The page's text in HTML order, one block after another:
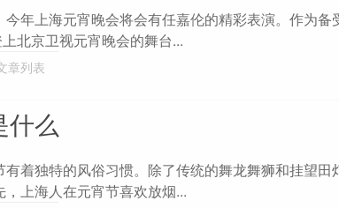
年上海元宵晚会将会有任嘉伦的精彩表演。作为备
北京卫视元宵晚会的舞台...
章列表
什么
着独特的风俗习惯。除了传统的舞龙舞狮和挂望田
上海人在元宵节喜欢放烟...